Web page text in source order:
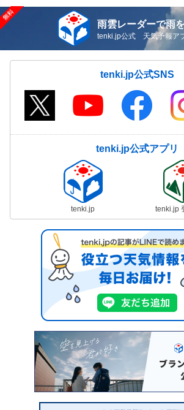
雨雲レーダーで雨
tenki.jp公式 天気予報ア
tenki.jp公式SNS
tenki.jp公式アプリ
tenki.jp tenki.jp